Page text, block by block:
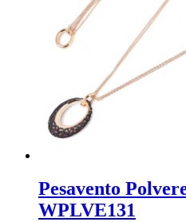
Pesavento
WPLVE131